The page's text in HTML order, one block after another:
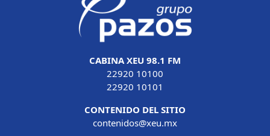
CABINA XEU 98.1 FM
22920 10100
22920 10101
CONTENIDO DEL SITIO
contenidos@xeu.mx